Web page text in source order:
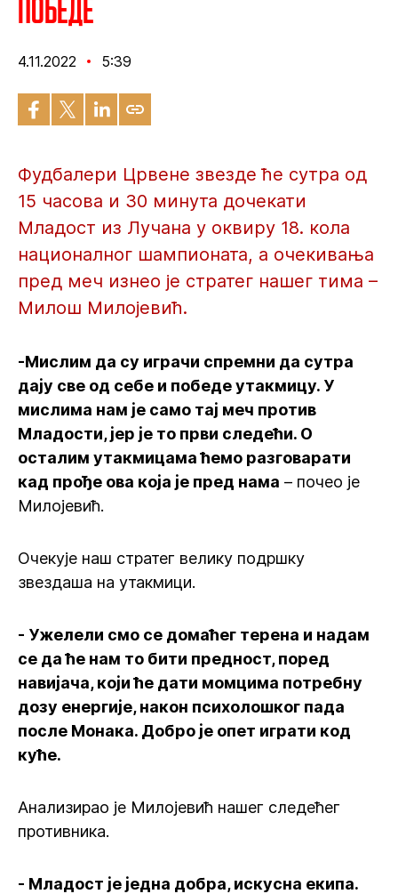
победе
4.11.2022 5:39
Фудбалери Црвене звезде ће сутра од
15 часова и 30 минута дочекати
Младост из Лучана у оквиру 18. кола
националног шампионата, а очекивања
пред меч изнео је стратег нашег тима –
Милош Милојевић.
-Мислим да су играчи спремни да сутра
дају све од себе и победе утакмицу. У
мислима нам је само тај меч против
Младости, јер је то први следећи. О
осталим утакмицама ћемо разговарати
кад прође ова која је пред нама – почео је
Милојевић.
Очекује наш стратег велику подршку
звездаша на утакмици.
- Ужелели смо се домаћег терена и надам
се да ће нам то бити предност, поред
навијача, који ће дати момцима потребну
дозу енергије, након психолошког пада
после Монака. Добро је опет играти код
куће.
Анализирао је Милојевић нашег следећег
противника.
- Младост је једна добра, искусна екипа.